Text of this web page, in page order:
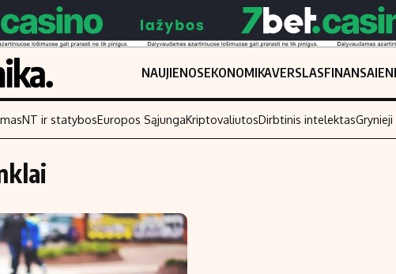
NAUJIENOSEKONOMIKAVERSLASFINANSAI
Finansai
Įmonės
Žemės ūkis
NT ir statybosEuropos SąjungaKriptovaliutosDirbtinis intelektas